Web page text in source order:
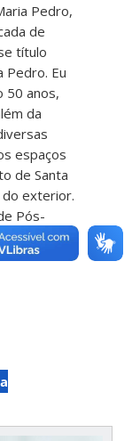
Pedro,
de
título
Pedro. Eu
50 anos,
da
espaços
de Santa
do exterior.
Pós-
1975.